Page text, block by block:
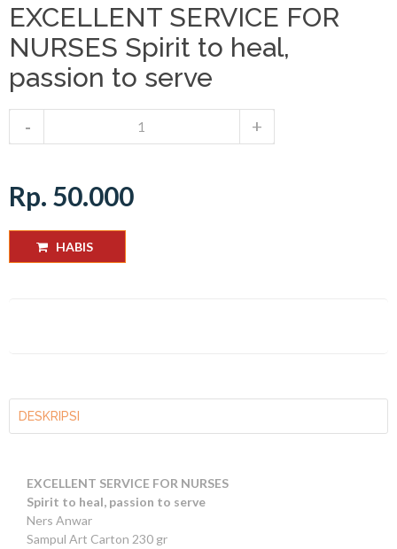
EXCELLENT SERVICE FOR
NURSES Spirit to heal,
passion to serve
Rp. 50.000
HABIS
DESKRIPSI
EXCELLENT SERVICE FOR NURSES
Spirit to heal, passion to serve
Ners Anwar
Sampul Art Carton 230 gr